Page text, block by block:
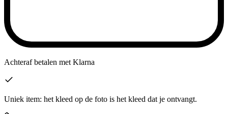
Achteraf betalen met Klarna
Uniek item: het kleed op de foto is het kleed dat je ontvangt.